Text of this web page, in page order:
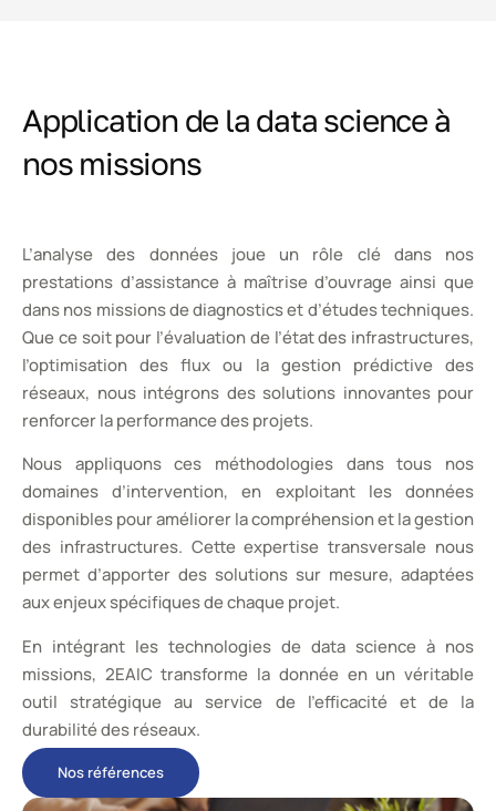
Application de la data science à
nos missions
L’analyse des données joue un rôle clé dans nos
prestations d’assistance à maîtrise d’ouvrage ainsi que
dans nos missions de diagnostics et d’études techniques.
Que ce soit pour l’évaluation de l’état des infrastructures,
l’optimisation des flux ou la gestion prédictive des
réseaux, nous intégrons des solutions innovantes pour
renforcer la performance des projets.
Nous appliquons ces méthodologies dans tous nos
domaines d’intervention, en exploitant les données
disponibles pour améliorer la compréhension et la gestion
des infrastructures. Cette expertise transversale nous
permet d’apporter des solutions sur mesure, adaptées
aux enjeux spécifiques de chaque projet.
En intégrant les technologies de data science à nos
missions, 2EAIC transforme la donnée en un véritable
outil stratégique au service de l’efficacité et de la
durabilité des réseaux.
Nos références